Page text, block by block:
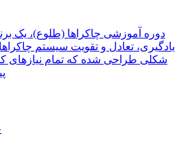
دوره آموزشی چاکراها (طلوع)، یک
یادگیری، تعادل و تقویت سیستم
شکلی طراحی شده که تمام نیازهای